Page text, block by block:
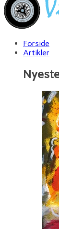
Forside
Artikler